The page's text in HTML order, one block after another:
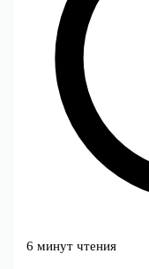
6 минут чтения